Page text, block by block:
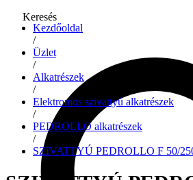
Keresés
Kezdőoldal
/
Üzlet
/
Alkatrészek
/
Elektromos szivattyú alkatrészek
/
PEDROLLO alkatrészek
/
SZIVATTYÚ PEDROLLO F 50/